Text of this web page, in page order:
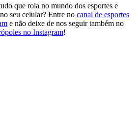
que rola no mundo dos esportes e
seu celular? Entre no canal de esportes
e não deixe de nos seguir também no
no Instagram!